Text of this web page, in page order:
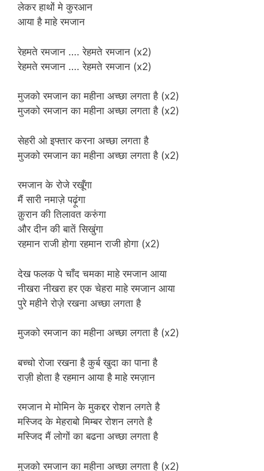
लेकर हाथों मे कुरआन
आया है माहे रमजान
रेहमते रमजान …. रेहमते रमजान (x2)
रेहमते रमजान …. रेहमते रमजान (x2)
मुजको रमजान का महीना अच्छा लगता है (x2)
मुजको रमजान का महीना अच्छा लगता है (x2)
सेहरी ओ इफ्तार करना अच्छा लगता है
मुजको रमजान का महीना अच्छा लगता है (x2)
रमजान के रोजे रखूँगा
मैं सारी नमाज़े पढ़ूंगा
क़ुरान की तिलावत करुंगा
और दीन की बातें सिखुंगा
रहमान राजी होगा रहमान राजी होगा (x2)
देख फलक पे चाँद चमका माहे रमजान आया
नीखरा नीखरा हर एक चेहरा माहे रमजान आया
पुरे महीने रोज़े रखना अच्छा लगता है
मुजको रमजान का महीना अच्छा लगता है (x2)
बच्चो रोजा रखना है कुर्ब खुदा का पाना है
राज़ी होता है रहमान आया है माहे रमज़ान
रमजान मे मोमिन के मुकद्दर रोशन लगते है
मस्जिद के मेहराबो मिम्बर रोशन लगते है
मस्जिद मैं लोगों का बढना अच्छा लगता है
मुजको रमजान का महीना अच्छा लगता है (x2)